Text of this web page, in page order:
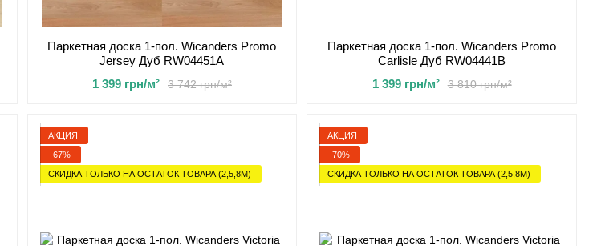
Паркетная доска 1-пол. Wicanders Promo
Jersey Дуб RW04451A
3 742 грн/м²
1 399 грн/м²
Паркетная доска 1-пол. Wicanders Promo
Carlisle Дуб RW04441В
3 810 грн/м²
1 399 грн/м²
АКЦИЯ
−67%
СКИДКА ТОЛЬКО НА ОСТАТОК ТОВАРА (2,5,8М)
АКЦИЯ
−70%
СКИДКА ТОЛЬКО НА ОСТАТОК ТОВАРА (2,5,8М)